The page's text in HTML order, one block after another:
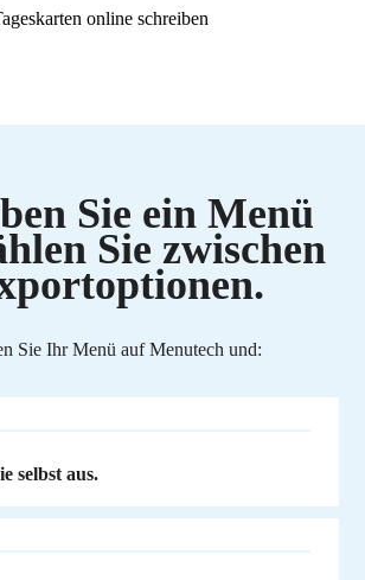
online schreiben
Sie ein Menü
Sie zwischen
Sie Ihr Menü auf Menutech und:
selbst aus.